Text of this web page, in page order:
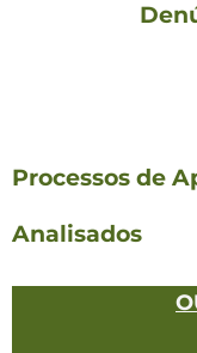
Processos de
Analisados